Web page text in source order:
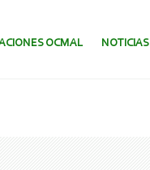
OCMAL NOTICIAS